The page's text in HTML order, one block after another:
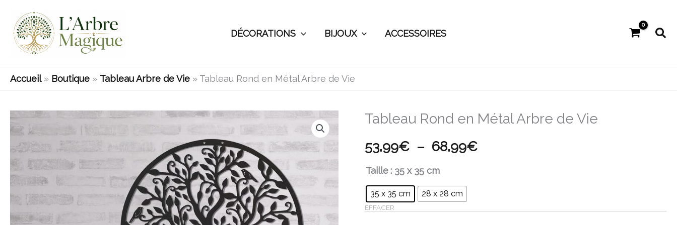
contenu
DÉCORATIONS BIJOUX ACCESSOIRES
Accueil» Boutique » Tableau Arbre de Vie » Tableau Rond en Métal Arbre de Vie
Tableau Rond en Métal Arbre de Vie
53,99€ – 68,99€
Plage
de
Taille: 35 x 35 cm
35 x 35 cm 28 x 28 cm
EFFACER
quantité
Tableau
Rond
en
Métal